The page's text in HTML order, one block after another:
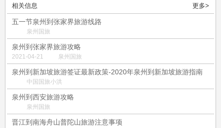
相关信息 更多>
五一节泉州到张家界旅游线路
泉州国旅
泉州到张家界旅游攻略
2021-04-21 泉州国旅
泉州到新加坡旅游签证最新政策-2020年泉州到新加坡旅游指南
中国国旅小洪
泉州到西安旅游攻略
泉州国旅
晋江到南海舟山普陀山旅游注意事项